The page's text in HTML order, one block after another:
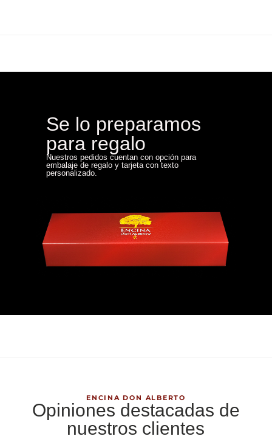
Se lo preparamos
para regalo
Nuestros pedidos cuentan con opción para
embalaje de regalo y tarjeta con texto
personalizado.
ENCINA DON ALBERTO
Opiniones destacadas de
nuestros clientes